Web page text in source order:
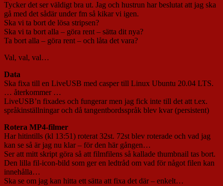
Tycker det ser väldigt bra ut. Jag och hustrun har beslutat att jag ska
gå med det sådär under fm så kikar vi igen.
Ska vi ta bort de lösa stripsen?
Ska vi ta bort alla – göra rent – sätta dit nya?
Ta bort alla – göra rent – och låta det vara?
Val, val, val…
Data
Ska fixa till en LiveUSB med casper till Linux Ubuntu 20.04 LTS.
… återkommer …
LiveUSB’n fixades och fungerar men jag fick inte till det att t.ex.
språkinställningar och då tangentbordsspråk blev kvar (persistent)
Rotera MP4-filmer
Har hitintills (kl 13:51) roterat 32st. 72st blev roterade och vad jag
kan se så är jag nu klar – för den här gången…
Ser att mitt skript göra så att filmfilens så kallade thumbnail tas bort.
Den lilla fil-icon-bild som ger en ledtråd om vad för något filen kan
innehålla…
Ska se om jag kan hitta ett sätta att fixa det där – enkelt…